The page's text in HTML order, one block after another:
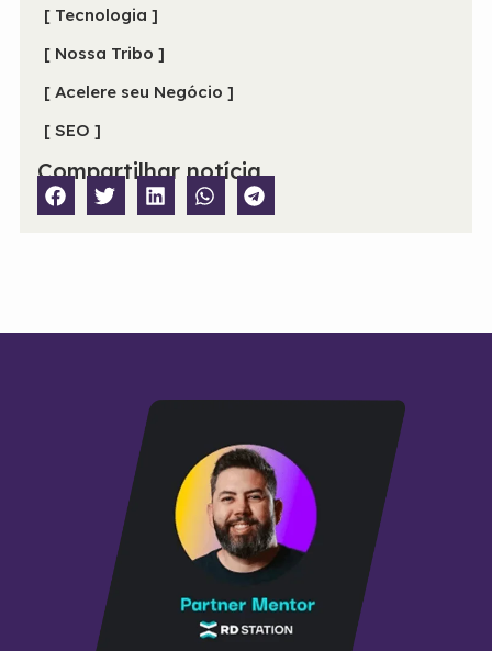
[ Tecnologia ]
[ Nossa Tribo ]
[ Acelere seu Negócio ]
[ SEO ]
Compartilhar notícia